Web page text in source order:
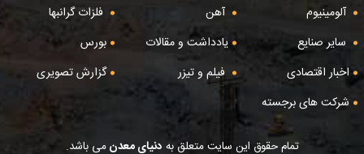
آلومینیوم
آهن
فلزات گرانبها
سایر صنایع
یادداشت و مقالات
بورس
اخبار اقتصادی
فیلم و تیزر
گزارش تصویری
شرکت های برجسته
تمام حقوق این سایت متعلق به دنیای معدنمی باشد.